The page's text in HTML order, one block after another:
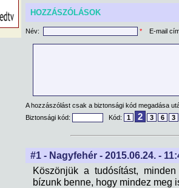
HOZZÁSZÓLÁSOK
Név: * E-mail
A hozzászólást csak a biztonsági kód megadása
Biztonsági kód:
Kód: 1 2 3 6 3
#1 - Nagyfehér - 2015.06.24. -
Köszönjük a tudósítást,
bízunk benne, hogy mindez meg